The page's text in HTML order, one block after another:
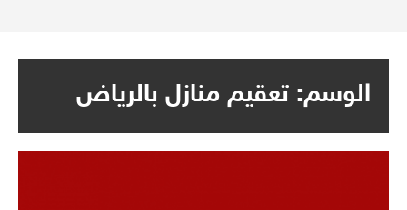
الوسم: تعقيم منازل بالرياض